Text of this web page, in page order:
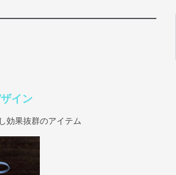
イン
効果抜群のアイテム